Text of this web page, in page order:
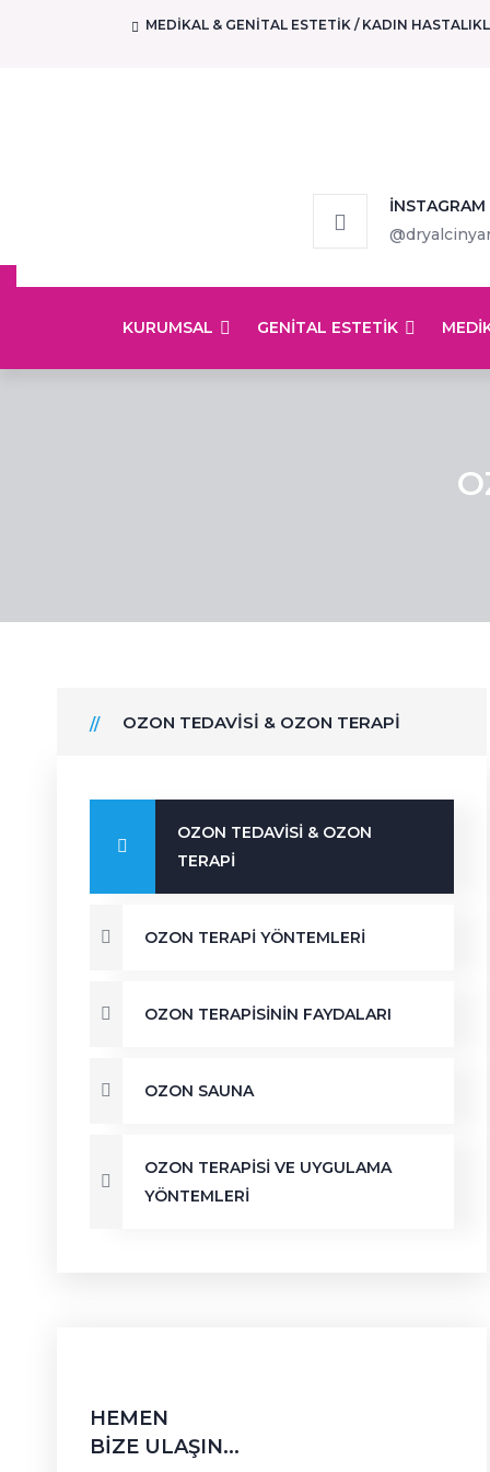
MEDIKAL & GENITAL ESTETIK / KADIN
İNSTAGRAM
KURUMSAL GENITAL ESTETIK
OZON TEDAVISI & OZON TERAPI
OZON TEDAVISI & OZON
TERAPI
OZON TERAPI YÖNTEMLERI
OZON TERAPISININ FAYDALARI
OZON SAUNA
OZON TERAPISI VE UYGULAMA
YÖNTEMLERI
HEMEN
BIZE ULAŞIN...